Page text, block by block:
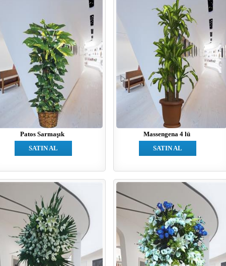
Patos Sarmaşık
SATIN AL
Massengena 4 lü
SATIN AL